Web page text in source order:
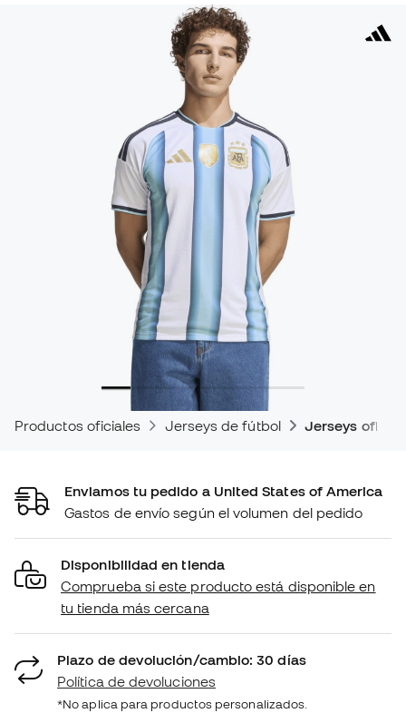
Productos oficiales Jerseys de fútbol Jerseys
Enviamos tu pedido a United States of America
Gastos de envío según el volumen del pedido
Disponibilidad en tienda
Comprueba si este producto está disponible en
tu tienda más cercana
Plazo de devolución/cambio: 30 días
Política de devoluciones
*No aplica para productos personalizados.